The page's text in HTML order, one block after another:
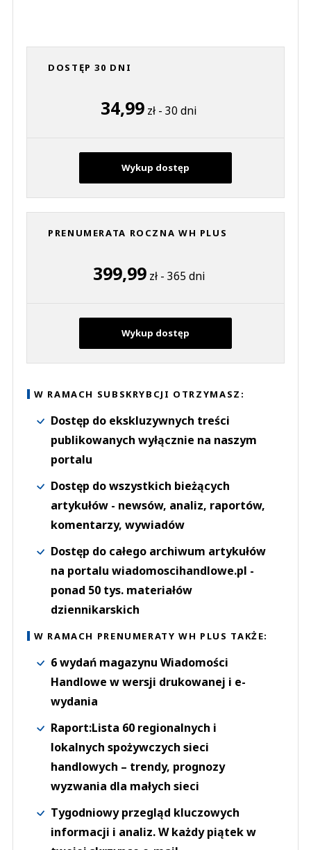
DOSTĘP 30 DNI
34,99 zł - 30 dni
Wykup dostęp
PRENUMERATA ROCZNA WH PLUS
399,99zł - 365 dni
Wykup dostęp
W RAMACH SUBSKRYBCJI OTRZYMASZ:
Dostęp do ekskluzywnych treści
publikowanych wyłącznie na naszym
portalu
Dostęp do wszystkich bieżących
artykułów - newsów, analiz, raportów,
komentarzy, wywiadów
Dostęp do całego archiwum artykułów
na portalu wiadomoscihandlowe.pl -
ponad 50 tys. materiałów
dziennikarskich
W RAMACH PRENUMERATY WH PLUS TAKŻE:
6 wydań magazynu Wiadomości
Handlowe w wersji drukowanej i e-
wydania
Raport:Lista 60 regionalnych i
lokalnych spożywczych sieci
handlowych – trendy, prognozy
wyzwania dla małych sieci
Tygodniowy przegląd kluczowych
informacji i analiz. W każdy piątek w